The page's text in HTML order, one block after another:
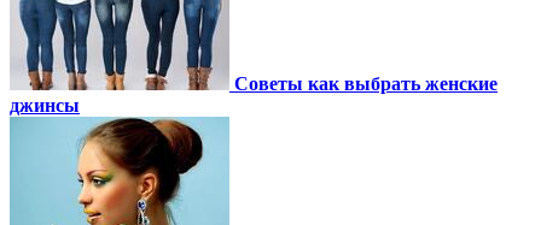
Советы как выбрать женские
джинсы